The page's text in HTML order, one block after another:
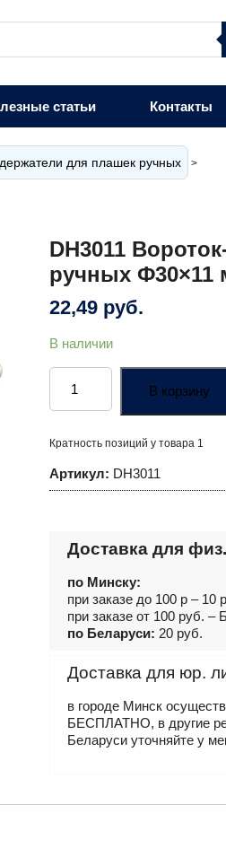
статьи Контакты
для плашек ручных >
DH3011
ручных Ф30×11
22,49 руб.
В наличии
Количество
товара
DH3011
Вороток-
плашек
ручных
В корзину
Кратность позиций у товара 1
Артикул: DH3011
Доставка для
по Минску:
при заказе до 100 р – 10
при заказе от 100 руб.
по Беларуси: 20 руб.
Доставка для юр.
в городе Минск
БЕСПЛАТНО, в другие
Беларуси уточняйте у